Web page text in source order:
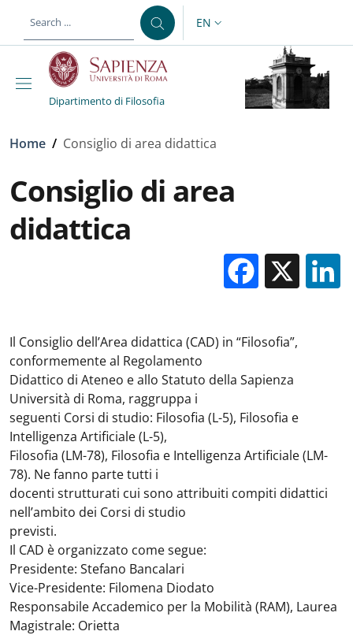
LANGUAGE SWITCHER:
EN
Dipartimento di Filosofia
Breadcrumb
Home / Consiglio di area didattica
Consiglio di area
didattica
X
Il Consiglio dell’Area didattica (CAD) in “Filosofia”,
conformemente al Regolamento
Didattico di Ateneo e allo Statuto della Sapienza
Università di Roma, raggruppa i
seguenti Corsi di studio: Filosofia (L-5), Filosofia e
Intelligenza Artificiale (L-5),
Filosofia (LM-78), Filosofia e Intelligenza Artificiale (LM-
78). Ne fanno parte tutti i
docenti strutturati cui sono attribuiti compiti didattici
nell’ambito dei Corsi di studio
previsti.
Il CAD è organizzato come segue:
Presidente: Stefano Bancalari
Vice-Presidente: Filomena Diodato
Responsabile Accademico per la Mobilità (RAM), Laurea
Magistrale: Orietta